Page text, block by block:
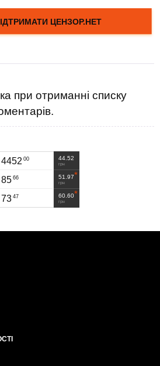
при отриманні списку
44.52
грн
4452 00
51.97
грн
85 66
60.60
грн
73 47